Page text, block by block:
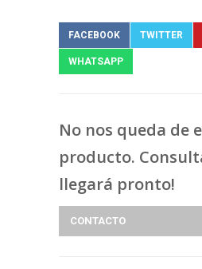
FACEBOOK TWITTER
WHATSAPP
No nos queda de
producto.
llegará pronto!
CONTACTO